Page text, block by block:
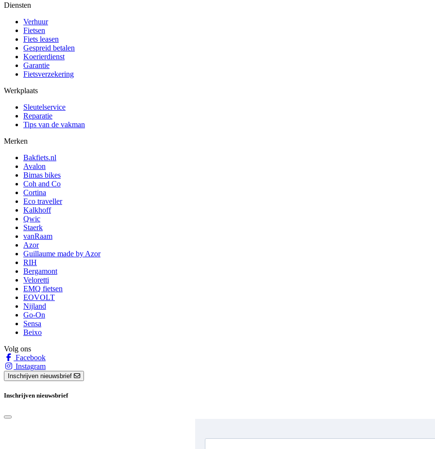
Diensten
Verhuur
Fietsen
Fiets leasen
Gespreid betalen
Koerierdienst
Garantie
Fietsverzekering
Werkplaats
Sleutelservice
Reparatie
Tips van de vakman
Merken
Bakfiets.nl
Avalon
Bimas bikes
Coh and Co
Cortina
Eco traveller
Kalkhoff
Qwic
Staerk
vanRaam
Azor
Guillaume made by Azor
RIH
Bergamont
Veloretti
EMQ fietsen
EOVOLT
Nijland
Go-On
Sensa
Beixo
Volg ons
Facebook
Instagram
Inschrijven nieuwsbrief
Inschrijven nieuwsbrief